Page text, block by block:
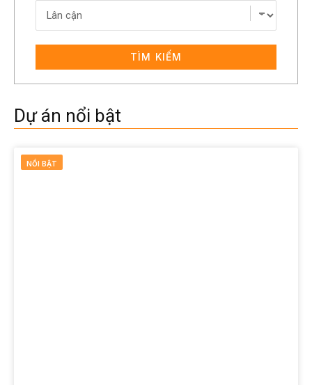
TÌM KIẾM
Dự án nổi bật
NỔI BẬT